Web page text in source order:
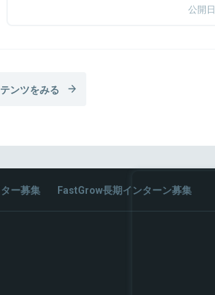
公開日
ンツをみる
ー募集 FastGrow長期インターン募集